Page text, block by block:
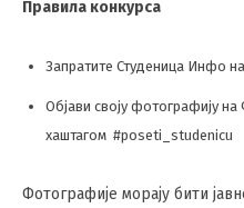
Правила конкурса
Запратите Студеница Инфо на
Објави своју фотографију на
хаштагом #poseti_studenicu
Фотографије морају бити